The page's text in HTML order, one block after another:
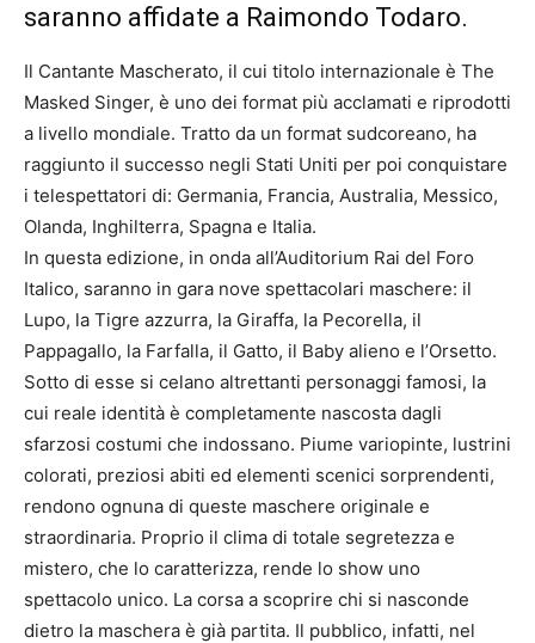
saranno affidate a Raimondo Todaro.
Il Cantante Mascherato, il cui titolo internazionale è The
Masked Singer, è uno dei format più acclamati e riprodotti
a livello mondiale. Tratto da un format sudcoreano, ha
raggiunto il successo negli Stati Uniti per poi conquistare
i telespettatori di: Germania, Francia, Australia, Messico,
Olanda, Inghilterra, Spagna e Italia.
In questa edizione, in onda all’Auditorium Rai del Foro
Italico, saranno in gara nove spettacolari maschere: il
Lupo, la Tigre azzurra, la Giraffa, la Pecorella, il
Pappagallo, la Farfalla, il Gatto, il Baby alieno e l’Orsetto.
Sotto di esse si celano altrettanti personaggi famosi, la
cui reale identità è completamente nascosta dagli
sfarzosi costumi che indossano. Piume variopinte, lustrini
colorati, preziosi abiti ed elementi scenici sorprendenti,
rendono ognuna di queste maschere originale e
straordinaria. Proprio il clima di totale segretezza e
mistero, che lo caratterizza, rende lo show uno
spettacolo unico. La corsa a scoprire chi si nasconde
dietro la maschera è già partita. Il pubblico, infatti, nel